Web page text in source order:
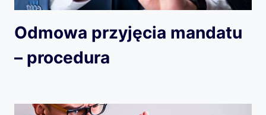
Odmowa przyjęcia mandatu
– procedura